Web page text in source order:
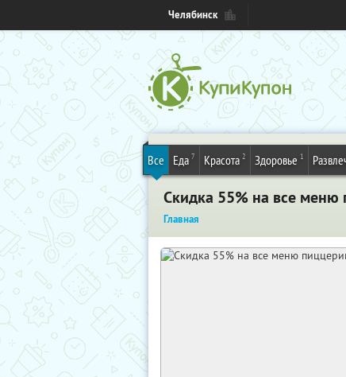
Челябинск
Все Еда 7 Красота 2 Здоровье 1
Скидка 55% на все меню
Главная